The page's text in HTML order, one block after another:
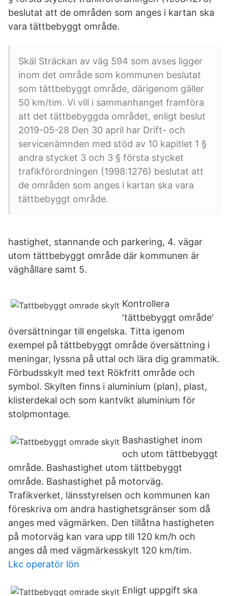
beslutat att de områden som anges i kartan ska
vara tättbebyggt område.
Skäl Sträckan av väg 594 som avses ligger
inom det område som kommunen beslutat
som tättbebyggt område, därigenom gäller
50 km/tim. Vi vill i sammanhanget framföra
att det tättbebyggda området, enligt beslut
2019-05-28 Den 30 april har Drift- och
servicenämnden med stöd av 10 kapitlet 1 §
andra stycket 3 och 3 § första stycket
trafikförordningen (1998:1276) beslutat att
de områden som anges i kartan ska vara
tättbebyggt område.
hastighet, stannande och parkering, 4. vägar
utom tättbebyggt område där kommunen är
väghållare samt 5.
Kontrollera
'tättbebyggt område'
översättningar till engelska. Titta igenom
exempel på tättbebyggt område översättning i
meningar, lyssna på uttal och lära dig grammatik.
Förbudsskylt med text Rökfritt område och
symbol. Skylten finns i aluminium (plan), plast,
klisterdekal och som kantvikt aluminium för
stolpmontage.
Bashastighet inom
och utom tättbebyggt
område. Bashastighet utom tättbebyggt
område. Bashastighet på motorväg.
Trafikverket, länsstyrelsen och kommunen kan
föreskriva om andra hastighetsgränser som då
anges med vägmärken. Den tillåtna hastigheten
på motorväg kan vara upp till 120 km/h och
anges då med vägmärkesskylt 120 km/tim.
Lkc operatör lön
Enligt uppgift ska